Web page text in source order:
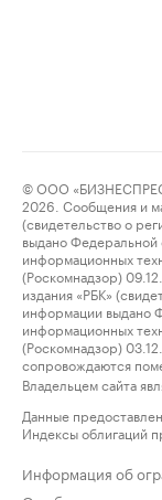
© ООО
2026. Сообщения и
(свидетельство о
выдано Федеральной
информационных
(Роскомнадзор)
издания «РБК»
информации выдано
информационных
(Роскомнадзор)
сопровождаются
Владельцем сайта
Данные
Индексы облигаций
Информация об